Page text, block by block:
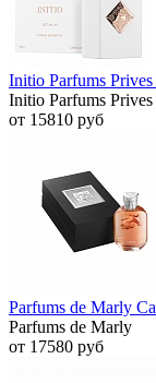
Initio Parfums
Initio Parfums Prives
от 15810 руб
Parfums de Marly
Parfums de Marly
от 17580 руб